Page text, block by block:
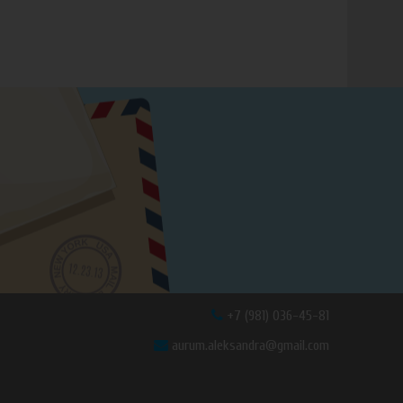
+7 (981) 036-45-81
aurum.aleksandra@gmail.com